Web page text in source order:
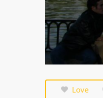
Love